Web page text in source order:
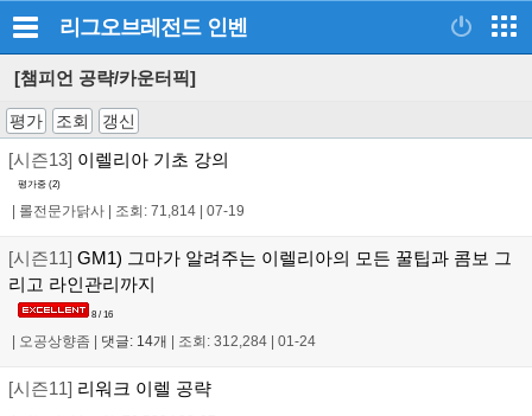
리그오브레전드 인벤
[챔피언 공략/카운터픽]
평가 조회 갱신
[시즌13] 이렐리아 기초 강의
평가중 (2)
롤전문가닭사 조회: 71,814 07-19
[시즌11] GM1) 그마가 알려주는 이렐리아의 모든 꿀팁과 콤보 그
리고 라인관리까지
8 / 16
| 오공상향좀 | 댓글: 14개 | 조회: 312,284 | 01-24
[시즌11] 리워크 이렐 공략